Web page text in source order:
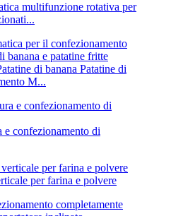
multifunzione rotativa per
di banana Patatine di
M...
e confezionamento di
per farina e polvere